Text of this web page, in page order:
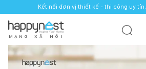
Kết nối đơn vị thiết kế - thi công uy tín.
M Ạ N G X Ã H Ộ I